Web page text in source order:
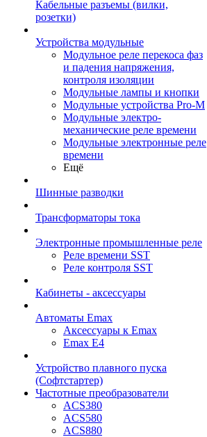
Кабельные разъемы (вилки,
розетки)
Устройства модульные
Модульное реле перекоса фаз
и падения напряжения,
контроля изоляции
Модульные лампы и кнопки
Модульные устройства Pro-M
Модульные электро-
механические реле времени
Модульные электронные реле
времени
Ещё
Шинные разводки
Трансформаторы тока
Электронные промышленные реле
Реле времени SST
Реле контроля SST
Кабинеты - аксессуары
Автоматы Emax
Аксессуары к Emax
Emax E4
Устройство плавного пуска
(Софтстартер)
Частотные преобразователи
ACS380
ACS580
ACS880